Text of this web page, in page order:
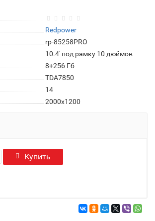
Redpower
rp-85258PRO
10.4' под рамку 10 дюймов
8+256 Гб
TDA7850
14
2000x1200
Купить